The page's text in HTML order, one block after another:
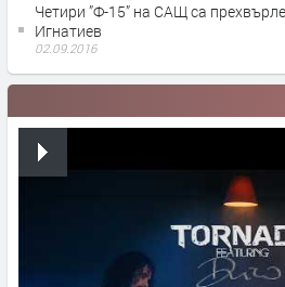
Четири ”Ф-15” на САЩ са
Игнатиев
02.09.2016